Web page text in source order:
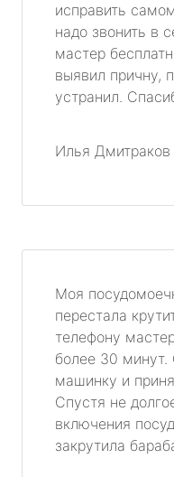
исправить
надо звонить в
мастер
выявил причну,
устранил.
Илья Дмитраков
Моя
перестала
телефону
более 30 минут.
машинку и
Спустя не
включения
закрутила